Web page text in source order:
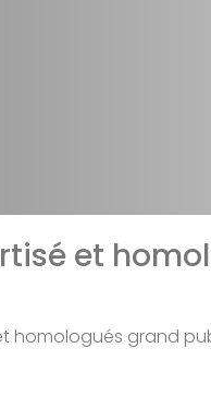
et
homologués grand